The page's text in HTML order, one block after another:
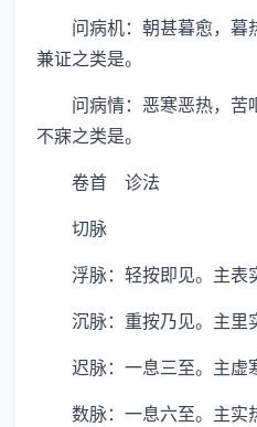
问病机：朝甚暮愈，暮
兼证之类是。
问病情：恶寒恶热，苦
不寐之类是。
卷首 诊法
切脉
浮脉：轻按即见。主表
沉脉：重按乃见。主里
迟脉：一息三至。主虚
数脉：一息六至。主实